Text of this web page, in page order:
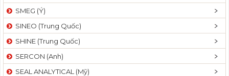
n
SMEG (Ý)
SINEO (Trung Quốc)
SHINE (Trung Quốc)
SERCON (Anh)
SEAL ANALYTICAL (Mỹ)